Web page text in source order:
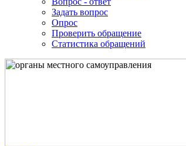
Задать вопрос
Опрос
Проверить обращение
Статистика обращений